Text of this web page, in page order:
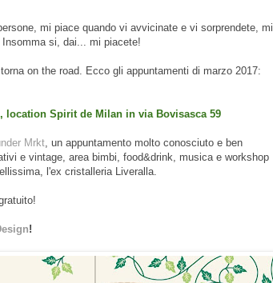
mi piace quando vi avvicinate e vi sorprendete, mi
si, dai... mi piacete!
on the road. Ecco gli appuntamenti di marzo 2017:
location Spirit de Milan in via Bovisasca 59
Mrkt , un appuntamento molto conosciuto e ben
e vintage, area bimbi, food&drink, musica e workshop
l'ex cristalleria Liveralla.
!